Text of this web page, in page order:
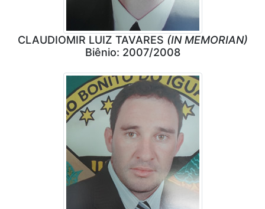
CLAUDIOMIR LUIZ TAVARES (IN MEMORIAN)
Biênio: 2007/2008